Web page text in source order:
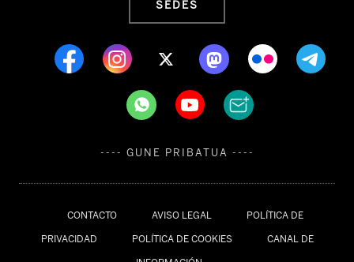
CONTACTO AVISO LEGAL POLÍTICA DE
PRIVACIDAD POLÍTICA DE COOKIES CANAL DE
SEDES
---- GUNE PRIBATUA ----